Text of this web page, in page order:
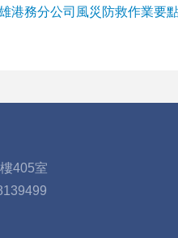
港務分公司風災防救作業要
405室